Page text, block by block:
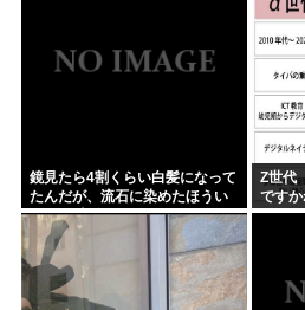
鏡見たら4割くらい白髪になって
たんだが、流石に染めたほうい
いの ？半分おじいちゃんでドン
引きしたわ
Z世代
です
ー